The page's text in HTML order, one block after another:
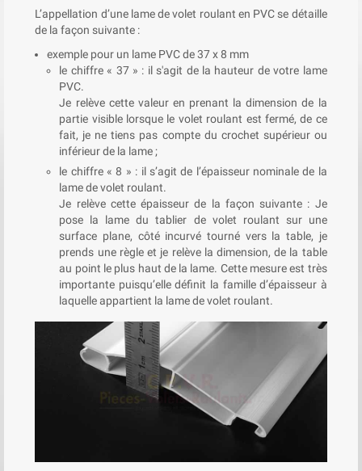
L’appellation d’une lame de volet roulant en PVC se détaille
de la façon suivante :
exemple pour un lame PVC de 37 x 8 mm
le chiffre « 37 » : il s'agit de la hauteur de votre lame
PVC.
Je relève cette valeur en prenant la dimension de la
partie visible lorsque le volet roulant est fermé, de ce
fait, je ne tiens pas compte du crochet supérieur ou
inférieur de la lame ;
le chiffre « 8 » : il s’agit de l’épaisseur nominale de la
lame de volet roulant.
Je relève cette épaisseur de la façon suivante : Je
pose la lame du tablier de volet roulant sur une
surface plane, côté incurvé tourné vers la table, je
prends une règle et je relève la dimension, de la table
au point le plus haut de la lame. Cette mesure est très
importante puisqu’elle définit la famille d’épaisseur à
laquelle appartient la lame de volet roulant.